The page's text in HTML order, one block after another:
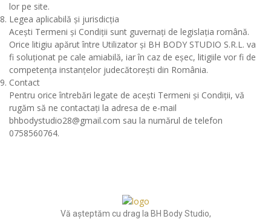
lor pe site.
Legea aplicabilă și jurisdicția
Acești Termeni și Condiții sunt guvernați de legislația română.
Orice litigiu apărut între Utilizator și BH BODY STUDIO S.R.L. va
fi soluționat pe cale amiabilă, iar în caz de eșec, litigiile vor fi de
competența instanțelor judecătorești din România.
Contact
Pentru orice întrebări legate de acești Termeni și Condiții, vă
rugăm să ne contactați la adresa de e-mail
bhbodystudio28@gmail.com sau la numărul de telefon
0758560764.
Vă așteptăm cu drag la BH Body Studio,